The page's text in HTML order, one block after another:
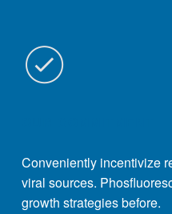
Conveniently incentivize
viral sources.
growth strategies before.